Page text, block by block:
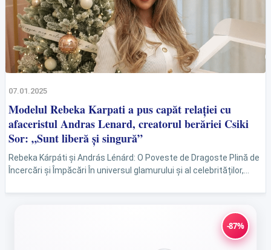
07.01.2025
Modelul Rebeka Karpati a pus capăt relației cu
afaceristul Andras Lenard, creatorul berăriei Csiki
Sor: „Sunt liberă și singură”
Rebeka Kárpáti și András Lénárd: O Poveste de Dragoste Plină de
Încercări și Împăcări În universul glamurului și al celebrităților,
-87%